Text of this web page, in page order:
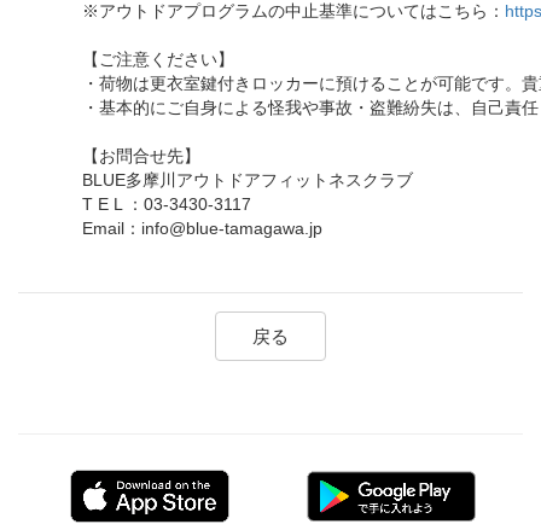
※アウトドアプログラムの中止基準についてはこちら：
【ご注意ください】
・荷物は更衣室鍵付きロッカーに預けることが可能です。
・基本的にご自身による怪我や事故・盗難紛失は、自己責
【お問合せ先】
BLUE多摩川アウトドアフィットネスクラブ
T E L ：03-3430-3117
Email：info@blue-tamagawa.jp
戻る